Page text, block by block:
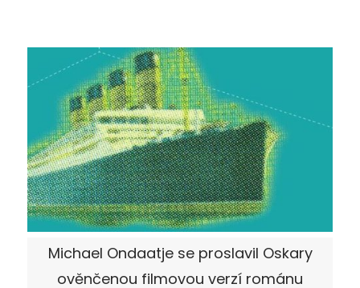
Michael Ondaatje se proslavil Oskary
ověnčenou filmovou verzí románu